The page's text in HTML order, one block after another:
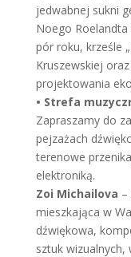
jedwabnej sukni
Noego Roelandta
pór roku, krześle
Kruszewskiej
projektowania
• Strefa
Zapraszamy do
pejzażach
terenowe
elektroniką.
Zoi Michailova
mieszkająca w
dźwiękowa,
sztuk